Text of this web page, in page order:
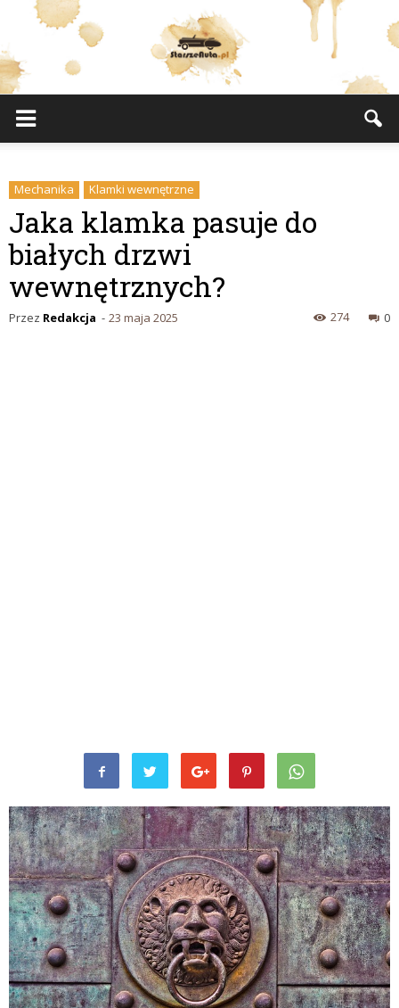
Mechanika Klamki wewnętrzne
Jaka klamka pasuje do
białych drzwi
wewnętrznych?
Przez Redakcja - 23 maja 2025 0
274